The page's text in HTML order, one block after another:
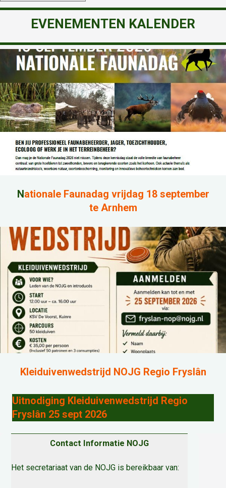
EVENEMENTEN KALENDER
Nationale Faunadag vrijdag 18 september
te Arnhem
Kleiduivenwedstrijd NOJG Regio Fryslân
Uitnodiging Kleiduivenwedstrijd Regio
Fryslân 25 sept 2026
Contact Informatie NOJG
Het secretariaat van de NOJG is bereikbaar van: